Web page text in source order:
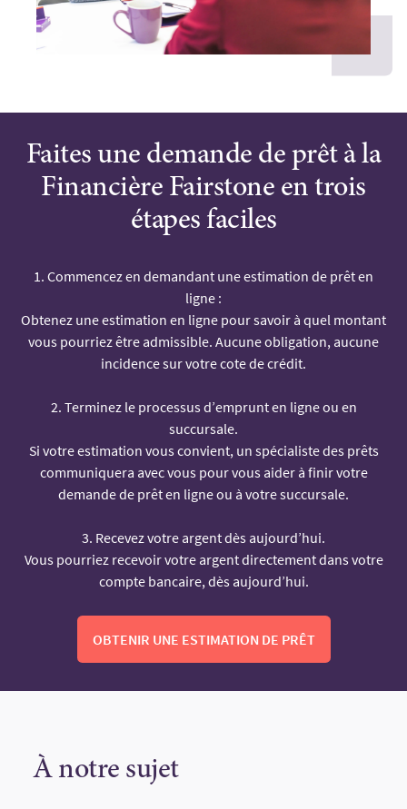
Faites une demande de prêt à la
Financière Fairstone en trois
étapes faciles
1. Commencez en demandant une estimation de prêt en
ligne :
Obtenez une estimation en ligne pour savoir à quel montant
vous pourriez être admissible. Aucune obligation, aucune
incidence sur votre cote de crédit.
2. Terminez le processus d’emprunt en ligne ou en
succursale.
Si votre estimation vous convient, un spécialiste des prêts
communiquera avec vous pour vous aider à finir votre
demande de prêt en ligne ou à votre succursale.
3. Recevez votre argent dès aujourd’hui.
Vous pourriez recevoir votre argent directement dans votre
compte bancaire, dès aujourd’hui.
OBTENIR UNE ESTIMATION DE PRÊT
À notre sujet